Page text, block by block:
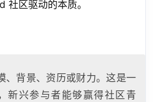
区驱动的本质。
、背景、资历或财力。这是一
新兴参与者能够赢得社区青